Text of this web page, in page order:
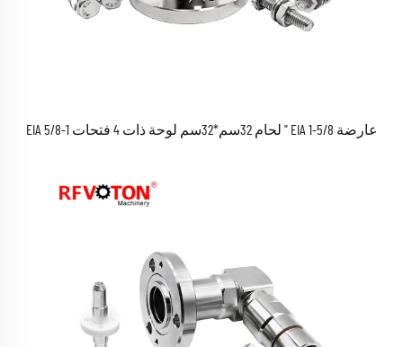
عارضة EIA 1-5/8 " لحام 32سم*32سم لوحة ذات 4 فتحات 1-5/8 EIA